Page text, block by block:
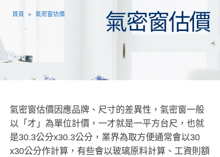
氣密窗估價
首頁 » 氣密窗估價
氣密窗估價因應品牌、尺寸的差異性，氣密窗一般
以「才」為單位計價，一才就是一平方台尺，也就
是30.3公分x30.3公分，業界為取方便通常會以30
x30公分作計算，有些會以玻璃原料計算、工資則額